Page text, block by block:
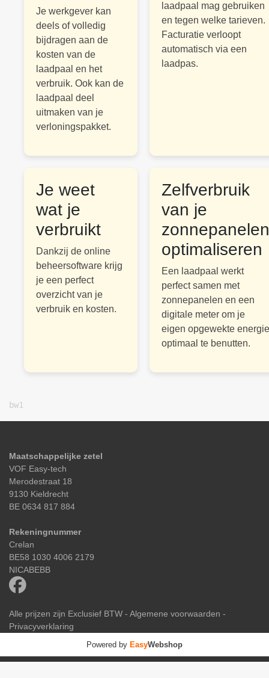
Je werkgever kan
deels of volledig
bijdragen aan de
kosten van de
laadpaal en het
verbruik. Ook kan de
laadpaal deel
uitmaken van je
verloningspakket.
laadpaal mag gebruiken
en tegen welke tarieven.
Facturatie verloopt
automatisch via een
laadpas.
Je weet
wat je
verbruikt
Dankzij de online
beheersoftware krijg
je een perfect
overzicht van je
verbruik en kosten.
Zelfverbruik
van je
optimaliseren
Een laadpaal werkt
perfect samen met
zonnepanelen en een
digitale meter om je
eigen opgewekte
optimaal te benutten.
bw1
Maatschappelijke zetel
VOF Easy-tech
Merodestraat 18
9130 Kieldrecht
BE 0634 817 884
Rekeningnummer
Crelan
BE58 1030 4006 2179
NICABEBB
Alle prijzen zijn Exclusief BTW - Algemene voorwaarden -
Privacyverklaring
Powered by EasyWebshop